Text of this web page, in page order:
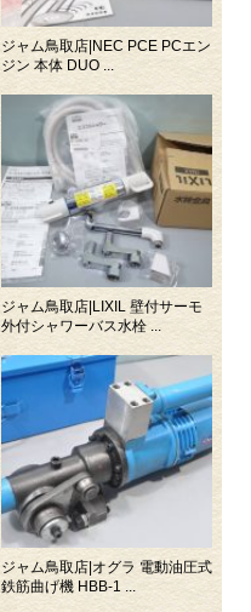
ジャム鳥取店|NEC PCE PCエン
ジン 本体 DUO ...
ジャム鳥取店|LIXIL 壁付サーモ
外付シャワーバス水栓 ...
ジャム鳥取店|オグラ 電動油圧式
鉄筋曲げ機 HBB-1 ...